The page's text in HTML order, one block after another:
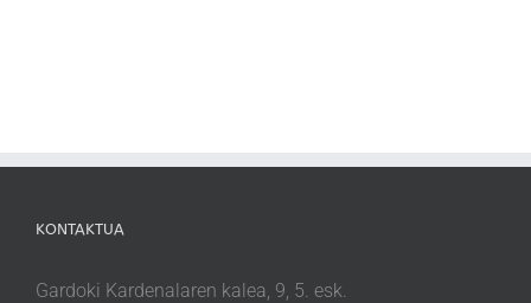
KONTAKTUA
Gardoki Kardenalaren kalea, 9, 5. esk.